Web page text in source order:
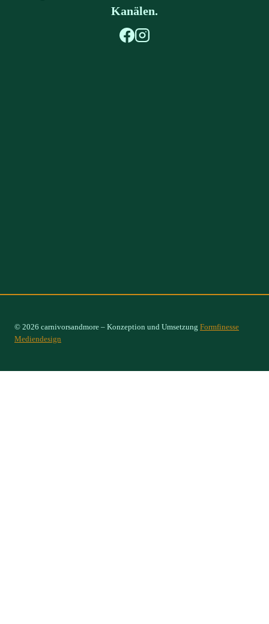
Kanälen.
© 2026 carnivorsandmore – Konzeption und Umsetzung Formfinesse
Mediendesign